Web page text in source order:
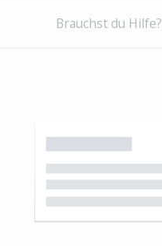
Brauchst du Hilfe?